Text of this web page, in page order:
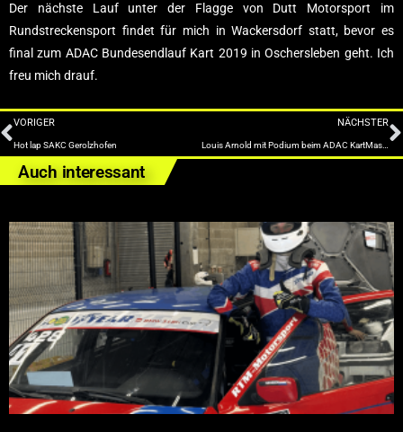
Der nächste Lauf unter der Flagge von Dutt Motorsport im
Rundstreckensport findet für mich in Wackersdorf statt, bevor es
final zum ADAC Bundesendlauf Kart 2019 in Oschersleben geht. Ich
freu mich drauf.
VORIGER
Hot lap SAKC Gerolzhofen
NÄCHSTER
Louis Arnold mit Podium beim ADAC KartMasters Finale
Auch interessant